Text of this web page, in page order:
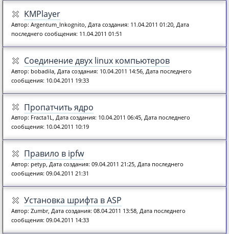
KMPlayer
Автор: Argentum_Inkognito, Дата создания: 11.04.2011 01:20, Дата
последнего сообщения: 11.04.2011 01:51
Соединение двух linux компьютеров
Автор: bobadila, Дата создания: 10.04.2011 14:56, Дата последнего
сообщения: 10.04.2011 19:33
Пропатчить ядро
Автор: Fracta1L, Дата создания: 10.04.2011 06:45, Дата последнего
сообщения: 10.04.2011 10:19
Правило в ipfw
Автор: petyp, Дата создания: 09.04.2011 21:25, Дата последнего
сообщения: 09.04.2011 21:31
Установка шрифта в ASP
Автор: Zumbr, Дата создания: 08.04.2011 13:58, Дата последнего
сообщения: 09.04.2011 14:33